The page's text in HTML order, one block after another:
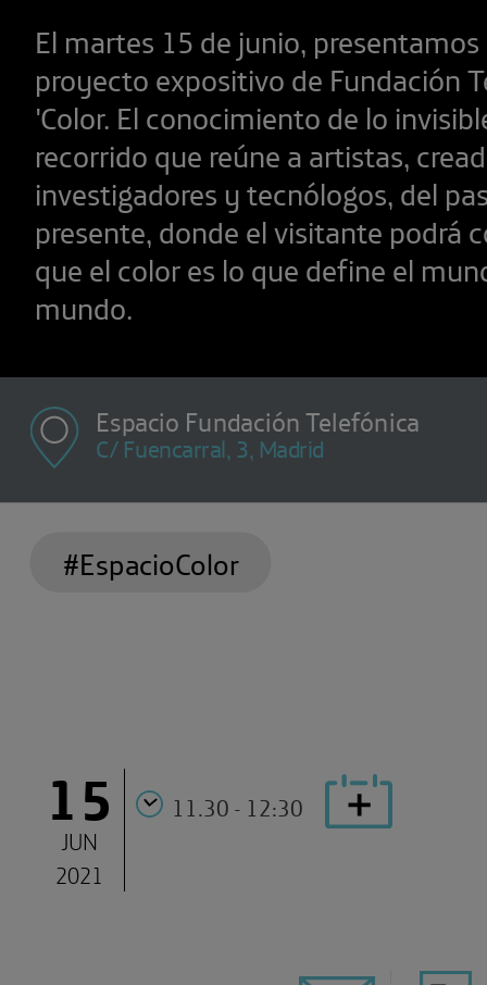
El martes 15 de junio,
proyecto expositivo de Fundación
'Color. El conocimiento de lo
recorrido que reúne a artistas,
investigadores y tecnólogos, del
presente, donde el visitante podrá
que el color es lo que define el
mundo.
Espacio Fundación Telefónica
C/ Fuencarral, 3, Madrid
#EspacioColor
15
JUN
2021
11.30 - 12:30